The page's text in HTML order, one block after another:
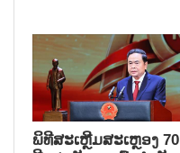
ພິທີສະເຫຼີມສະເຫຼອງ 70